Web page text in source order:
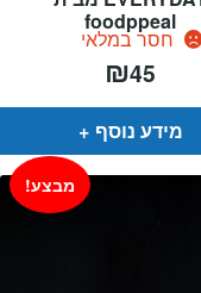
foodppeal
חסר במלאי
₪45
מידע נוסף
מבצע!